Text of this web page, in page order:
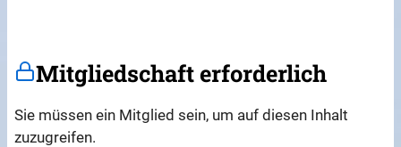
Mitgliedschaft erforderlich
Sie müssen ein Mitglied sein, um auf diesen Inhalt
zuzugreifen.